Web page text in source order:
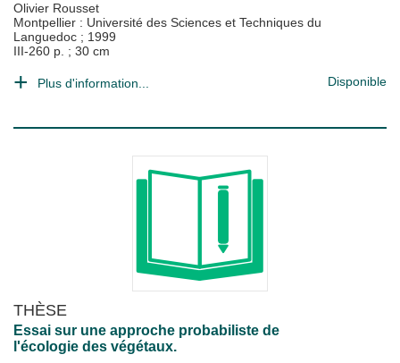
Olivier Rousset
Montpellier : Université des Sciences et Techniques du
Languedoc ; 1999
III-260 p. ; 30 cm
Plus d'information... Disponible
THÈSE
Essai sur une approche probabiliste de
l'écologie des végétaux.